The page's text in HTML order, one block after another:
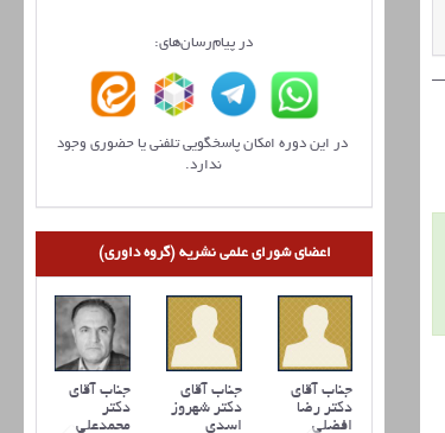
در پیام‌رسان‌های:
در این دوره امکان پاسخگویی تلفنی یا حضوری وجود
ندارد.
اعضای شورای علمی نشریه (گروه داوری)
جناب آقای
دکتر
محمدعلی
جناب آقای
دکتر شهروز
اسدی
جناب آقای
دکتر رضا
افضلي
جناب آقای
دکتر علی